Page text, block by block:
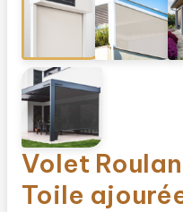
Volet
Toile